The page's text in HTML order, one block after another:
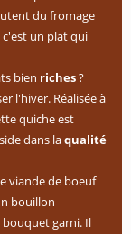
du fromage
c'est un plat qui
bien riches?
l'hiver. Réalisée à
quiche est
dans laqualité
viande de boeuf
bouillon
bouquet garni. Il